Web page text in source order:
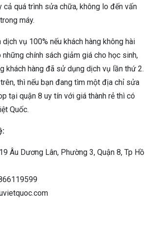
cả quá trình sửa chữa, không lo đến vấn
máy.
dịch vụ 100% nếu khách hàng không hài
những chính sách giảm giá cho học sinh,
khách hàng đã sử dụng dịch vụ lần thứ 2.
thì nếu bạn đang tìm một địa chỉ sửa
tại quận 8 uy tín với giá thành rẻ thì có
Quốc.
Âu Dương Lân, Phường 3, Quận 8, Tp Hồ